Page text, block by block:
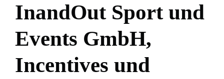
InandOut Sport und
Events GmbH,
Incentives und